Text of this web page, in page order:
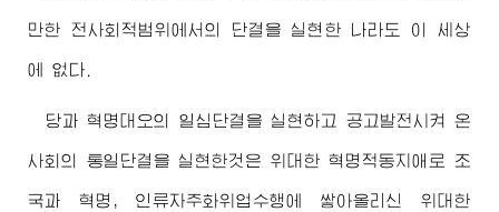
만한 전사회적범위에서의 단결을 실현한 나라도 이 세상
에 없다.
당과 혁명대오의 일심단결을 실현하고 공고발전시켜 온
사회의 통일단결을 실현한것은 위대한 혁명적동지애로 조
국과 혁명, 인류자주화위업수행에 쌓아올리신 위대한